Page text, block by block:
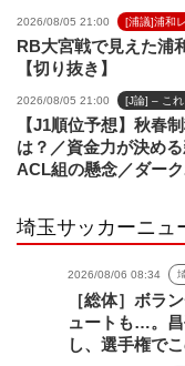
2026/08/05 21:00 [浦議]浦和
RB大宮戦で見えた浦
【切り抜き】
2026/08/05 21:00 [J論] – こ
【J1順位予想】秋春
は？／資金力が決め
ACL組の懸念／ダー
埼玉サッカーニュ
2026/08/06 08:34
［総体］ボラ
ュートも…。
し、選手権で